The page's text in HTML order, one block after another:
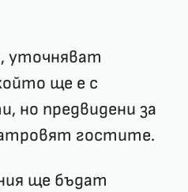
уточняват
ще е с
но предвидени за
гостите.
ще бъдат